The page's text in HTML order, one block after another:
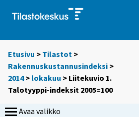
Etusivu > Tilastot >
Rakennuskustannusindeksi >
2014> lokakuu > Liitekuvio 1.
Talotyyppi-indeksit 2005=100
Avaa valikko